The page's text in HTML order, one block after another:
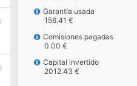
Garantía usada
156.41 €
Comisiones pagadas
0.00 €
Capital invertido
2012.43 €